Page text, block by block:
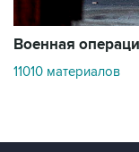
Военная
11010 материалов